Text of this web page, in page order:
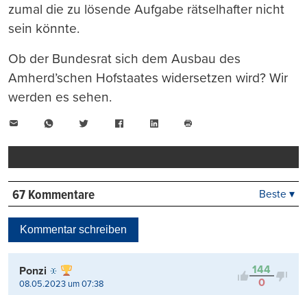
zumal die zu lösende Aufgabe rätselhafter nicht
sein könnte.
Ob der Bundesrat sich dem Ausbau des
Amherd’schen Hofstaates widersetzen wird? Wir
werden es sehen.
WhatsAppTwitter FacebookLinkedIn
drucken
67 Kommentare
Kontrovers
Beste ▾
Kommentar schreiben
144
0
Ponzi
08.05.2023 um 07:38